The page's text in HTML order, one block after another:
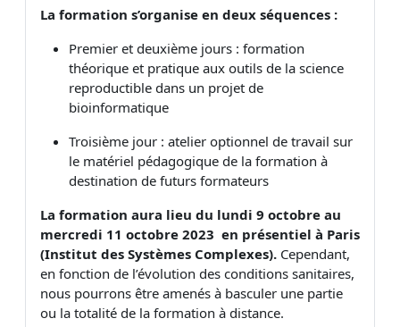
La formation s’organise en deux séquences :
Premier et deuxième jours : formation
théorique et pratique aux outils de la science
reproductible dans un projet de
bioinformatique
Troisième jour : atelier optionnel de travail sur
le matériel pédagogique de la formation à
destination de futurs formateurs
La formation aura lieu du lundi 9 octobre au
mercredi 11 octobre 2023 en présentiel à Paris
(Institut des Systèmes Complexes). Cependant,
en fonction de l’évolution des conditions sanitaires,
nous pourrons être amenés à basculer une partie
ou la totalité de la formation à distance.